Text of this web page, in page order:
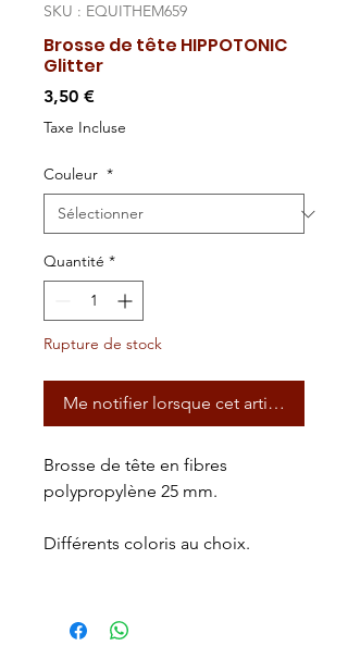
SKU : EQUITHEM659
Brosse de tête HIPPOTONIC
Glitter
3,50 €Prix
Taxe Incluse
Couleur *
Quantité *
Rupture de stock
Me notifier lorsque cet article est
Brosse de tête en fibres
polypropylène 25 mm.
Différents coloris au choix.